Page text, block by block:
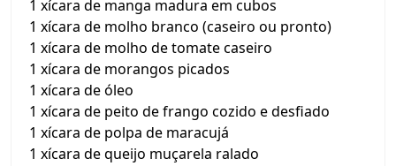
1 xícara de manga madura em cubos
1 xícara de molho branco (caseiro ou pronto)
1 xícara de molho de tomate caseiro
1 xícara de morangos picados
1 xícara de óleo
1 xícara de peito de frango cozido e desfiado
1 xícara de polpa de maracujá
1 xícara de queijo muçarela ralado